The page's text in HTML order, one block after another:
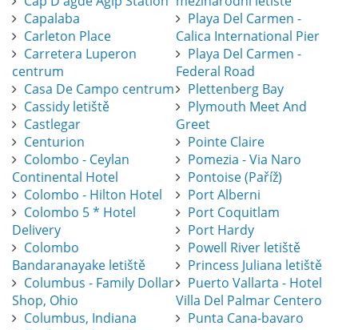
Capalaba
Carleton Place
Carretera Luperon
centrum
Casa De Campo centrum
Cassidy letiště
Castlegar
Centurion
Colombo - Ceylan
Continental Hotel
Colombo - Hilton Hotel
Colombo 5 * Hotel
Delivery
Colombo
Bandaranayake letiště
Columbus - Family Dollar
Shop, Ohio
Columbus, Indiana
Playa Del Carmen -
Calica International Pier
Playa Del Carmen -
Federal Road
Plettenberg Bay
Plymouth Meet And
Greet
Pointe Claire
Pomezia - Via Naro
Pontoise (Paříž)
Port Alberni
Port Coquitlam
Port Hardy
Powell River letiště
Princess Juliana letiště
Puerto Vallarta - Hotel
Villa Del Palmar Centero
Punta Cana-bavaro